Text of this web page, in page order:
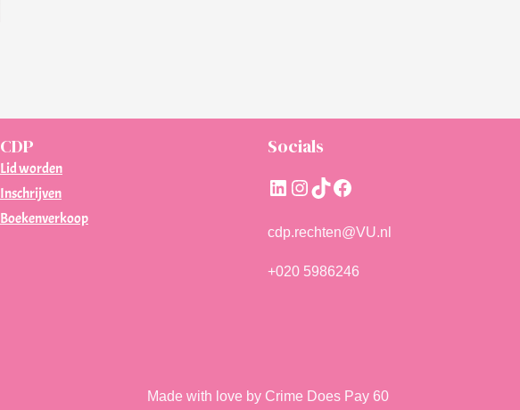
CDP
Lid worden
Inschrijven
Boekenverkoop
Socials
LinkedIn
Instagram
TikTokFacebook
cdp.rechten@VU.nl
+020 5986246
Made with love by Crime Does Pay 60